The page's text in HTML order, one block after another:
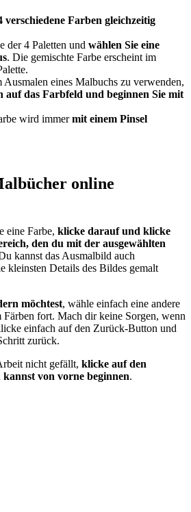
verschiedene Farben gleichzeitig
der 4 Paletten und wählen Sie eine
. Die gemischte Farbe erscheint im
eines Malbuchs zu verwenden,
auf das Farbfeld und beginnen Sie mit
wird immermit einem Pinsel
online
eine Farbe, klicke darauf und klicke
den du mit der ausgewählten
kannst das Ausmalbild auch
kleinsten Details des Bildes gemalt
möchtest, wähle einfach eine andere
fort. Mach dir keine Sorgen, wenn
einfach auf den Zurück-Button und
zurück.
nicht gefällt, klicke auf den
von vorne beginnen.